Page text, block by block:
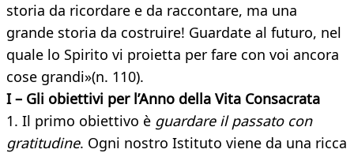
storia da ricordare e da raccontare, ma una
grande storia da costruire! Guardate al futuro, nel
quale lo Spirito vi proietta per fare con voi ancora
cose grandi»(n. 110).
I – Gli obiettivi per l’Anno della Vita Consacrata
1. Il primo obiettivo è guardare il passato con
gratitudine. Ogni nostro Istituto viene da una ricca